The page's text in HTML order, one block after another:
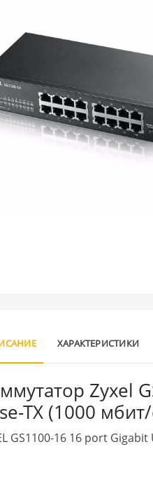
системы
ХАРАКТЕРИСТИКИ
Zyxel
TX (1000
GS1100-16 16 port